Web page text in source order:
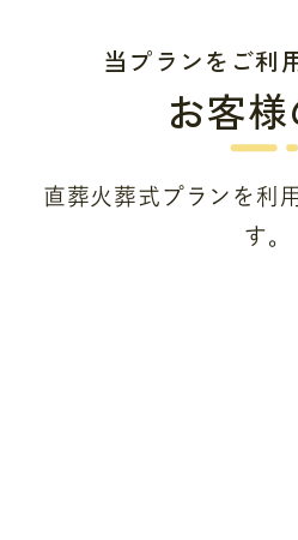
当プランをご利
お客
直葬火葬式プランを利
す。